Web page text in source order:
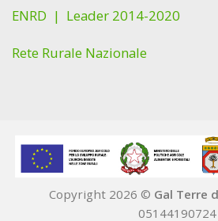
ENRD | Leader 2014-2020
Rete Rurale Nazionale
Copyright 2026 © Gal Terre
05144190724